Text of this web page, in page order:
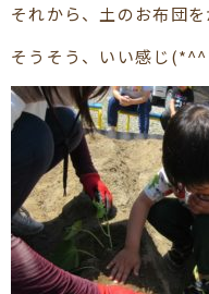
それから、土のお布団を
そうそう、いい感じ